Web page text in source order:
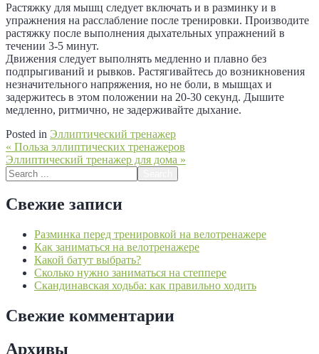
Растяжку для мышц следует включать и в разминку и в
упражнения на расслабление после тренировки. Производите
растяжку после выполнения дыхательных упражнений в
течении 3-5 минут.
Движения следует выполнять медленно и плавно без
подпрыгиваний и рывков. Растягивайтесь до возникновения
незначительного напряжения, но не боли, в мышцах и
задержитесь в этом положении на 20-30 секунд. Дышите
медленно, ритмично, не задерживайте дыхание.
Posted in Эллиптический тренажер
Навигация
по
записям
« Польза эллиптических тренажеров
Эллиптический тренажер для дома »
Search
for:
Свежие записи
Разминка перед тренировкой на велотренажере
Как заниматься на велотренажере
Какой батут выбрать?
Сколько нужно заниматься на степпере
Скандинавская ходьба: как правильно ходить
Свежие комментарии
Архивы